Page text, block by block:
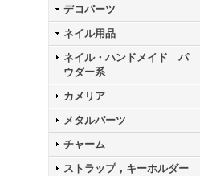
デコパーツ
ネイル用品
ネイル・ハンドメイド パ
ウダー系
カメリア
メタルパーツ
チャーム
ストラップ，キーホルダー